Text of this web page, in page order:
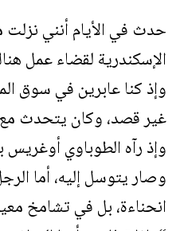
حدث في الأيام أنني
الإسكندرية لقضاء عمل
وإذ كنا عابرين في سوق
غير قصد، وكان يتحدث مع
وإذ رآه الطوباوي
وصار يتوسل إليه، أما
انحناءة، بل في تشامخ